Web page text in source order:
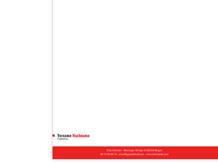
06 12 34 56 78 - email@gesellschaft.com - www.deineseite.com
Unternehmen - Meininger Strasse 43 66550 Illingen
Funktion
VornameNachname